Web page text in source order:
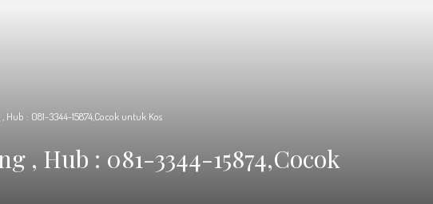
: 081-3344-15874,Cocok untuk Kos
, Hub : 081-3344-15874,Cocok